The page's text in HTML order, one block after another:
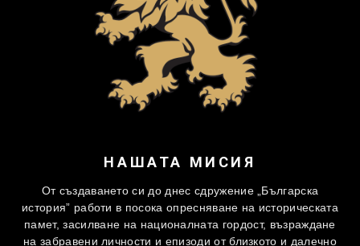
НАШАТА МИСИЯ
От създаването си до днес сдружение „Българска
история” работи в посока опресняване на историческата
памет, засилване на националната гордост, възраждане
на забравени личности и епизоди от близкото и далечно